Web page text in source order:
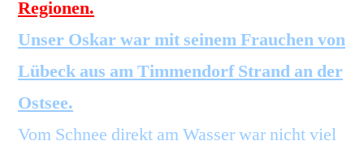
Regionen.
Unser Oskar war mit seinem Frauchen von
Lübeck aus am Timmendorf Strand an der
Ostsee.
Vom Schnee direkt am Wasser war nicht viel